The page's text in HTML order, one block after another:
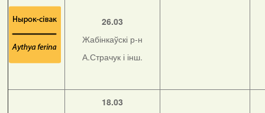
26.03
Жабінкаўскі р-н
А.Страчук і інш.
18.03